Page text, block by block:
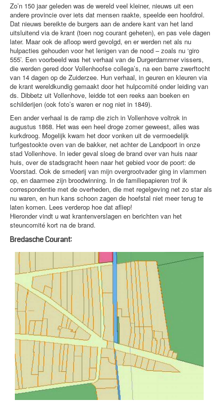
Zo’n 150 jaar geleden was de wereld veel kleiner, nieuws uit een
andere provincie over iets dat mensen raakte, speelde een hoofdrol.
Dat nieuws bereikte de burgers aan de andere kant van het land
uitsluitend via de krant (toen nog courant geheten), en pas vele dagen
later. Maar ook de afloop werd gevolgd, en er werden net als nu
hulpacties gehouden voor het lenigen van de nood – zoals nu ‘giro
555’. Een voorbeeld was het verhaal van de Durgerdammer vissers,
die werden gered door Vollenhoofse collega’s, na een barre zwerftocht
van 14 dagen op de Zuiderzee. Hun verhaal, in geuren en kleuren via
de krant wereldkundig gemaakt door het hulpcomité onder leiding van
ds. Dibbetz uit Vollenhove, leidde tot een reeks aan boeken en
schilderijen (ook foto’s waren er nog niet in 1849).
Een ander verhaal is de ramp die zich in Vollenhove voltrok in
augustus 1868. Het was een heel droge zomer geweest, alles was
kurkdroog. Mogelijk kwam het door vonken uit de vermoedelijk
turfgestookte oven van de bakker, net achter de Landpoort in onze
stad Vollenhove. In ieder geval sloeg de brand over van huis naar
huis, over de stadsgracht heen naar het gebied voor de poort: de
Voorstad. Ook de smederij van mijn overgrootvader ging in vlammen
op, en daarmee zijn broodwinning. In de familiepapieren trof ik
correspondentie met de overheden, die met regelgeving net zo star als
nu waren, en hun kans schoon zagen de hoefstal niet meer terug te
laten komen. Lees verderop hoe dat afliep!
Hieronder vindt u wat krantenverslagen en berichten van het
steuncomité kort na de brand.
Bredasche Courant: